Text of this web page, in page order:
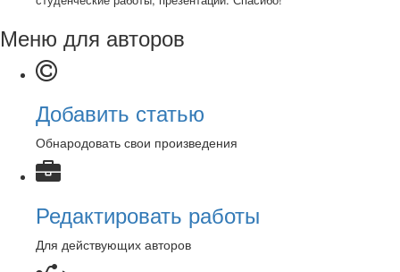
Меню для авторов
Добавить статью
Обнародовать свои произведения
Редактировать работы
Для действующих авторов